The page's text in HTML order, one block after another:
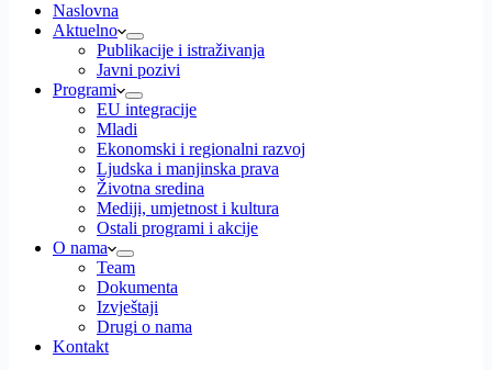
Naslovna
Aktuelno
Publikacije i istraživanja
Javni pozivi
Programi
EU integracije
Mladi
Ekonomski i regionalni razvoj
Ljudska i manjinska prava
Životna sredina
Mediji, umjetnost i kultura
Ostali programi i akcije
O nama
Team
Dokumenta
Izvještaji
Drugi o nama
Kontakt